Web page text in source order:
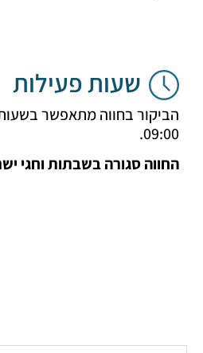
שעות פעילות
סגורה בשבתות וחגי ישראל.